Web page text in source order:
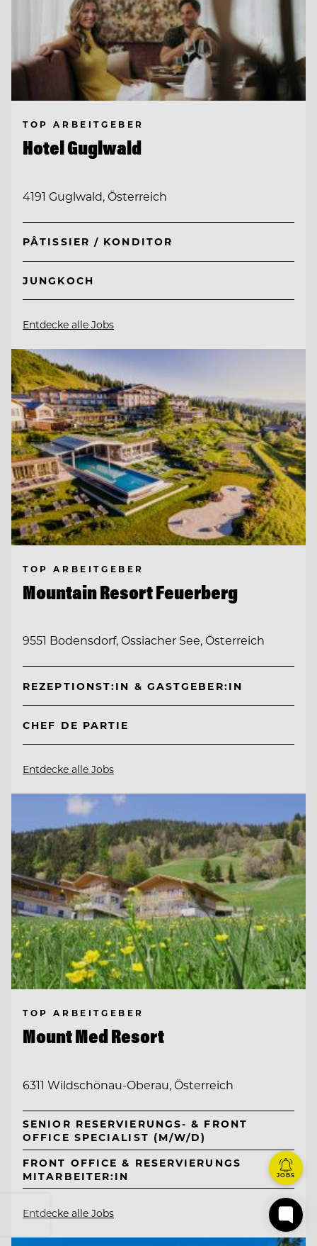
TOP ARBEITGEBER
Hotel Guglwald
4191 Guglwald, Österreich
PÂTISSIER / KONDITOR
JUNGKOCH
Entdecke alle Jobs
TOP ARBEITGEBER
Mountain Resort Feuerberg
9551 Bodensdorf, Ossiacher See, Österreich
REZEPTIONST:IN & GASTGEBER:IN
CHEF DE PARTIE
Entdecke alle Jobs
TOP ARBEITGEBER
Mount Med Resort
6311 Wildschönau-Oberau, Österreich
SENIOR RESERVIERUNGS- & FRONT
OFFICE SPECIALIST (M/W/D)
FRONT OFFICE & RESERVIERUNGS
MITARBEITER:IN
Entdecke alle Jobs
JOBS